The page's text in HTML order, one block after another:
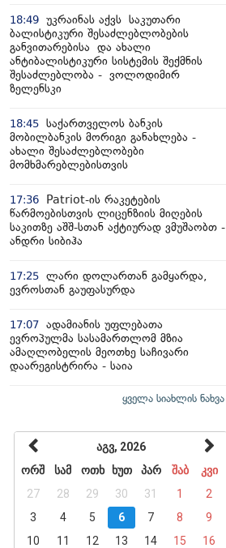
18:49 უკრაინას აქვს საკუთარი
ბალისტიკური შესაძლებლობების
განვითარებისა და ახალი
ანტიბალისტიკური სისტემის შექმნის
შესაძლებლობა - ვოლოდიმირ
ზელენსკი
18:45 საქართველოს ბანკის
მობილბანკის მორიგი განახლება -
ახალი შესაძლებლობები
მომხმარებლებისთვის
17:36
Patriot-ის რაკეტების
წარმოებისთვის ლიცენზიის მიღების
საკითზე აშშ-სთან აქტიურად ვმუშაობთ -
ანდრი სიბიჰა
17:25 ლარი დოლართან გამყარდა,
ევროსთან გაუფასურდა
17:07 ადამიანის უფლებათა
ევროპულმა სასამართლომ მზია
ამაღლობელის მეოთხე საჩივარი
დაარეგისტრირა - საია
ყველა სიახლის ნახვა
აგვ, 2026
ორშ
სამ ოთხ ხუთ პარ შაბ
კვი
27
28 29 30 31 1
2
3
4 5 6 7 8
9
10
11 12 13 14 15
16